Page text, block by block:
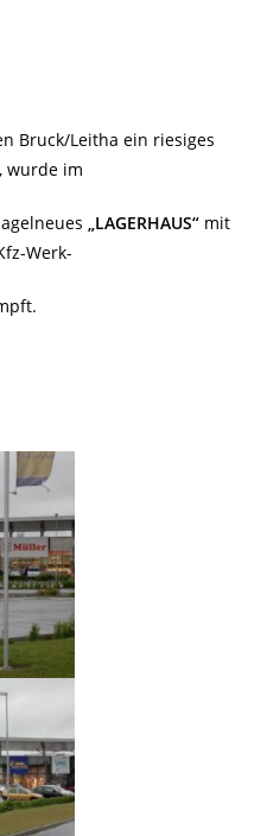
Bruck/Leitha ein riesiges
wurde im
„LAGERHAUS“ mit
Werk-